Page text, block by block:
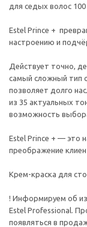
для седых волос 100
Estel Prince +
настроению и
Действует точно,
самый сложный тип
позволяет долго
из 35 актуальных
возможность
Estel Prince + — это
преображение
Крем-краска для
! Информируем об
Estel Professional.
появляться в